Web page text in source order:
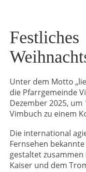
Festliches
Unter dem Motto
die Pfarrgemeinde
Dezember 2025,
Vimbuch zu einem
Die international
Fernsehen
gestaltet
Kaiser und dem